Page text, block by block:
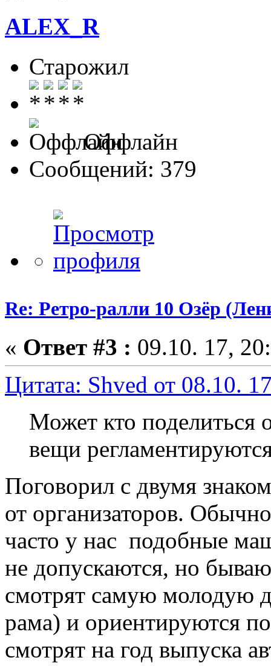
ALEX_R
Старожил
Оффлайн
Сообщений: 379
Re: Ретро-ралли 10 Озёр
« Ответ #3 : 09.10. 17,
Цитата: Shved от 08.10.
Может кто поделиться
вещи
Поговорил с двумя
от организаторов.
часто у нас подобные
не допускаются, но
смотрят самую молодую
рама) и ориентируются
смотрят на год выпуска